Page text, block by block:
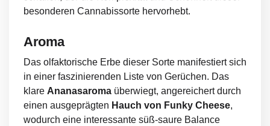
besonderen Cannabissorte hervorhebt.
Aroma
Das olfaktorische Erbe dieser Sorte manifestiert sich
in einer faszinierenden Liste von Gerüchen. Das
klare Ananasaroma überwiegt, angereichert durch
einen ausgeprägten Hauch von Funky Cheese,
wodurch eine interessante süß-saure Balance